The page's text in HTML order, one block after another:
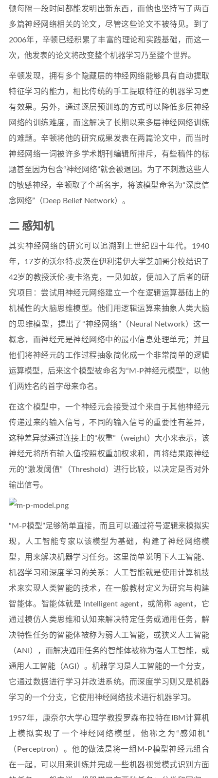
顿每隔一段时间都能发明出新东西，而他也坚持写了两百
多篇神经网络相关的论文，尽管这些论文不被待见。到了
2006年，辛顿已经积累了丰富的理论和实践基础，而这一
次，他发表的论文将改变整个机器学习乃至整个世界。
辛顿发现，拥有多个隐藏层的神经网络能够具有自动提取
特征学习的能力，相比传统的手工提取特征的机器学习更
有效果。另外，通过逐层预训练的方式可以降低多层神经
网络的训练难度，而这解决了长期以来多层神经网络训练
的难题。辛顿将他的研究成果发表在两篇论文中，而当时
神经网络一词被许多学术期刊编辑所排斥，有些稿件的标
题甚至因为包含“神经网络”就会被退回。为了不刺激这些人
的敏感神经，辛顿取了个新名字，将该模型命名为“深度信
念网络”（Deep Belief Network）。
二 感知机
其实神经网络的研究可以追溯到上世纪四十年代。1940
年，17岁的沃尔特·皮茨在伊利诺伊大学芝加哥分校结识了
42岁的教授沃伦·麦卡洛克，一见如故，便加入了后者的研
究项目：尝试用神经元网络建立一个在逻辑运算基础上的
机械性的大脑思维模型。他们用逻辑运算来抽象人类大脑
的思维模型，提出了“神经网络”（Neural Network）这一
概念，而神经元是神经网络中的最小信息处理单元；并且
他们将神经元的工作过程抽象简化成一个非常简单的逻辑
运算模型，后来这个模型被命名为“M-P神经元模型”，以他
们两姓名的首字母来命名。
在这个模型中，一个神经元会接受过个来自于其他神经元
传递过来的输入信号，不同的输入信号的重要性有差异，
这种差异就通过连接上的“权重”（weight）大小来表示，该
神经元将所有输入值按照权重加权求和，再将结果跟神经
元的“激发阈值”（Threshold）进行比较，以决定是否对外
输出信号。
“M-P模型”足够简单直接，而且可以通过符号逻辑来模拟实
现，人工智能专家以该模型为基础，构建了神经网络模
型，用来解决机器学习任务。这里简单说明下人工智能、
机器学习和深度学习的关系：人工智能就是使用计算机技
术来实现人类智能的技术，在一般教材定义为研究与构建
智能体。智能体就是 Intelligent agent，或简称 agent，它
通过模仿人类思维和认知来解决特定任务或通用任务，解
决特性任务的智能体被称为弱人工智能，或狭义人工智能
（ANI），而解决通用任务的智能体被称为强人工智能，或
通用人工智能（AGI）。机器学习是人工智能的一个分支，
它通过数据进行学习并改进系统。而深度学习则又是机器
学习的一个分支，它使用神经网络技术进行机器学习。
1957年，康奈尔大学心理学教授罗森布拉特在IBM计算机
上模拟实现了一个神经网络模型，他称之为“感知机”
（Perceptron）。他的做法是将一组M-P模型神经元组合
在一起，可以用来训练并完成一些机器视觉模式识别方面